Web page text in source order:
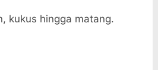
kukus hingga matang.